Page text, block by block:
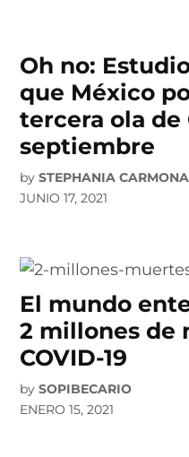
Oh no:
que México
tercera ola de
septiembre
by STEPHANIA CARMONA
JUNIO 17, 2021
El mundo
2 millones de
COVID-19
by SOPIBECARIO
ENERO 15, 2021